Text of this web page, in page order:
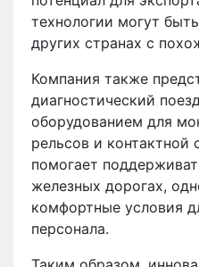
технологии могут
других странах с
Компания также
диагностический
оборудованием для
рельсов и контактной
помогает
железных дорогах,
комфортные условия
персонала.